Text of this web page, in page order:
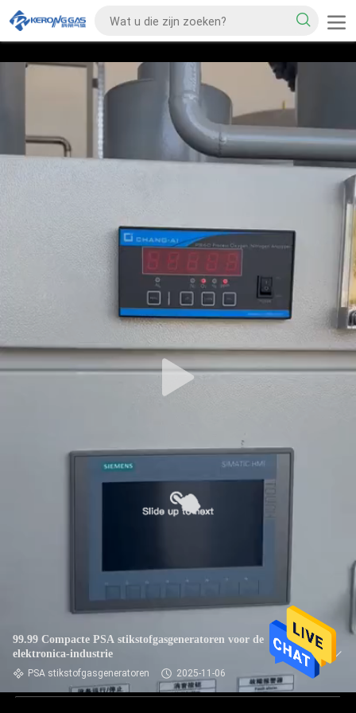
99.99 Compacte PSA stikstofgasgeneratoren voor de
elektronica-industrie
PSA stikstofgasgeneratoren 2025-11-06